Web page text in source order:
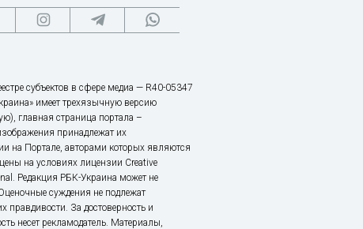
субъектов в сфере медиа — R40-05347
имеет трехязычную версию
главная страница портала –
принадлежат их
на Портале, авторами которых являются
на условиях лицензии Creative
Редакция РБК-Украина может не
суждения не подлежат
За достоверность и
несет рекламодатель. Материалы,